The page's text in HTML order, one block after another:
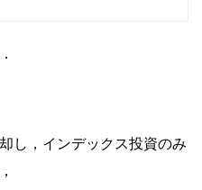
し，インデックス投資のみ